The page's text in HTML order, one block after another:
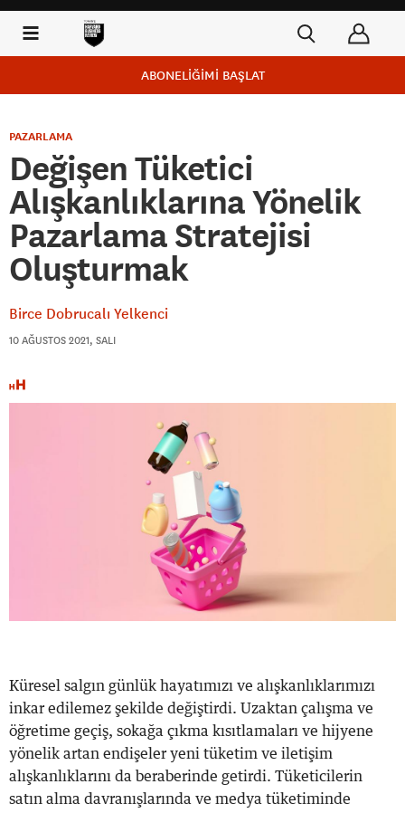
ABONELİĞİMİ BAŞLAT
PAZARLAMA
Değişen Tüketici
Alışkanlıklarına Yönelik
Pazarlama Stratejisi
Oluşturmak
Birce Dobrucalı Yelkenci
10 AĞUSTOS 2021, SALI
Küresel salgın günlük hayatımızı ve alışkanlıklarımızı
inkar edilemez şekilde değiştirdi. Uzaktan çalışma ve
öğretime geçiş, sokağa çıkma kısıtlamaları ve hijyene
yönelik artan endişeler yeni tüketim ve iletişim
alışkanlıklarını da beraberinde getirdi. Tüketicilerin
satın alma davranışlarında ve medya tüketiminde